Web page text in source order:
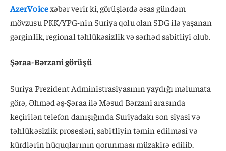
AzerVoicexəbər verir ki, görüşlərdə əsas gündəm
mövzusu PKK/YPG-nin Suriya qolu olan SDG ilə yaşanan
gərginlik, regional təhlükəsizlik və sərhəd sabitliyi olub.
Şəraa-Bərzani görüşü
Suriya Prezident Administrasiyasının yaydığı məlumata
görə, Əhməd əş-Şəraa ilə Məsud Bərzani arasında
keçirilən telefon danışığında Suriyadakı son siyasi və
təhlükəsizlik prosesləri, sabitliyin təmin edilməsi və
kürdlərin hüquqlarının qorunması müzakirə edilib.